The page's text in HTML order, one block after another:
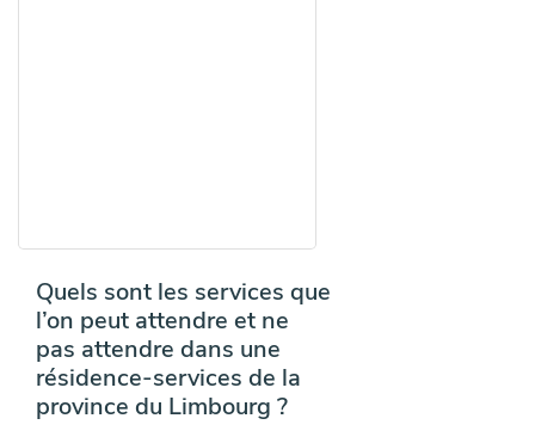
Quels sont les services que
l’on peut attendre et ne
pas attendre dans une
résidence-services de la
province du Limbourg ?